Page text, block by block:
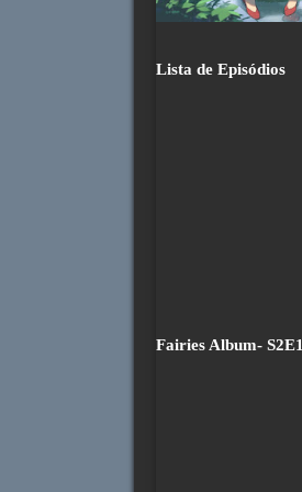
Lista de Episódios
Fairies Album- S2E1